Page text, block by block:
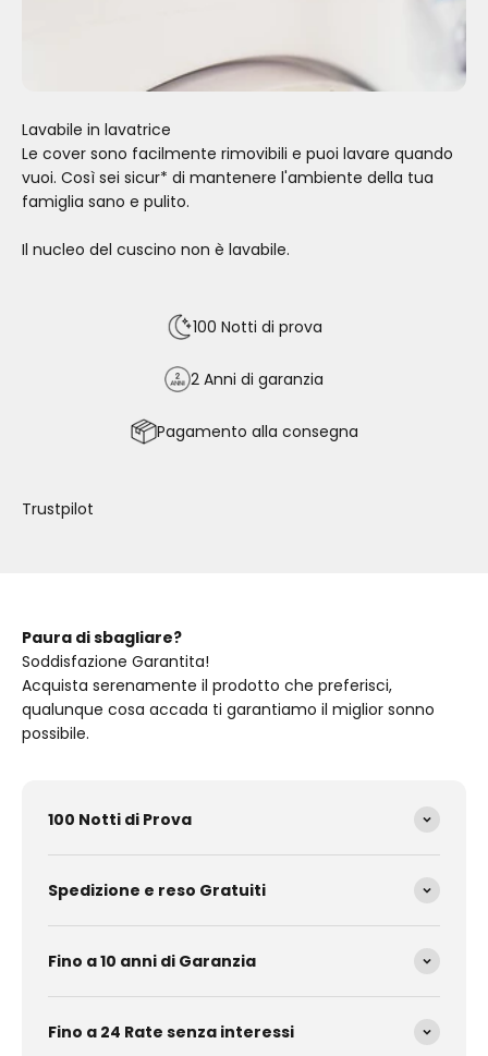
Lavabile in lavatrice
Le cover sono facilmente rimovibili e puoi lavare quando
vuoi. Così sei sicur* di mantenere l'ambiente della tua
famiglia sano e pulito.
Il nucleo del cuscino non è lavabile.
100 Notti di prova
2 Anni di garanzia
Pagamento alla consegna
Trustpilot
Paura di sbagliare?
Soddisfazione Garantita!
Acquista serenamente il prodotto che preferisci,
qualunque cosa accada ti garantiamo il miglior sonno
possibile.
100 Notti di Prova
Spedizione e reso Gratuiti
Fino a 10 anni di Garanzia
Fino a 24 Rate senza interessi